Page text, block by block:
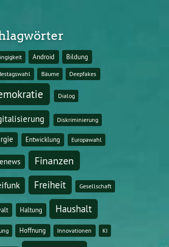
Android Bildung
Bäume Deepfakes
Dialog
Diskriminierung
Entwicklung Europawahl
Finanzen
Freiheit Gesellschaft
Haltung Haushalt
Hoffnung Innovationen KI